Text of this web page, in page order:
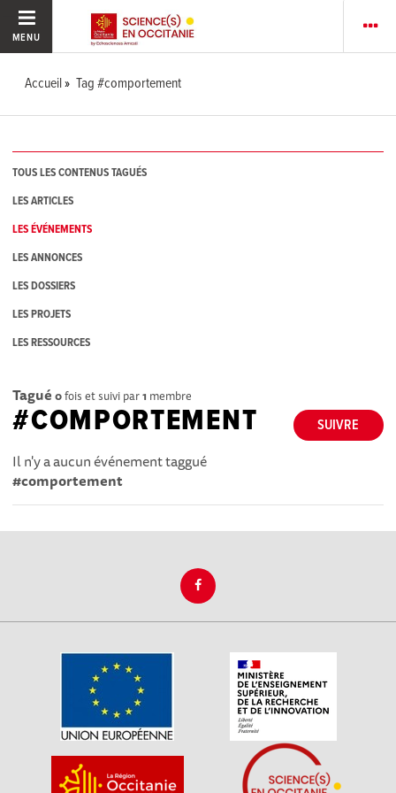
MENU
Accueil Tag #comportement
TOUS LES CONTENUS TAGUÉS
LES ARTICLES
LES ÉVÉNEMENTS
LES ANNONCES
LES DOSSIERS
LES PROJETS
LES RESSOURCES
Tagué 0fois et suivi par1 membre
SUIVRE
#COMPORTEMENT
Il n'y a aucun événement taggué
#comportement